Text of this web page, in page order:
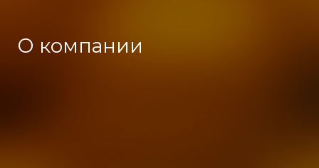
О компании